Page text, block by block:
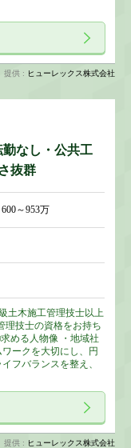
提供 : ヒューレックス株式会社
なし・公共工
抜群
600～953万
土木施工管理技士以上
理技士の資格をお持ち
める人物像 ・地域社
ークを大切にし、円
フバランスを整え、
提供 : ヒューレックス株式会社